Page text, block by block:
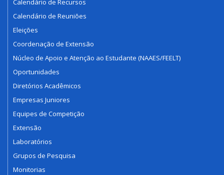
Calendário de Recursos
Calendário de Reuniões
Eleições
Coordenação de Extensão
Núcleo de Apoio e Atenção ao Estudante (NAAES/FEELT)
Oportunidades
Diretórios Acadêmicos
Empresas Juniores
Equipes de Competição
Extensão
Laboratórios
Grupos de Pesquisa
Monitorias